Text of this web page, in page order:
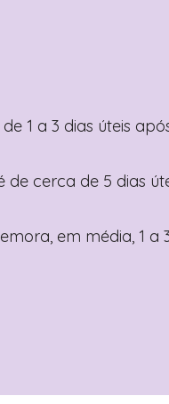
1 a 3 dias úteis
cerca de 5 dias
em média, 1 a